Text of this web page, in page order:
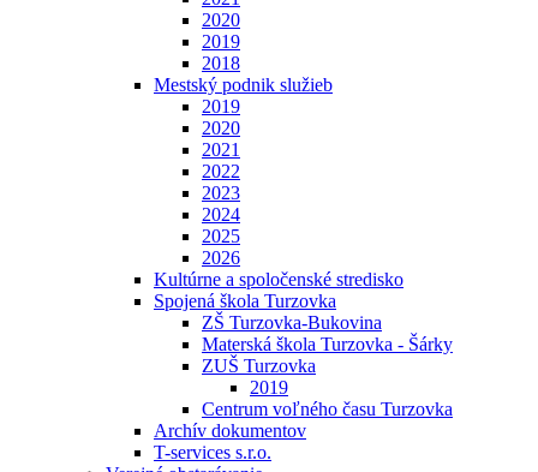
2020
2019
2018
Mestský podnik služieb
2019
2020
2021
2022
2023
2024
2025
2026
Kultúrne a spoločenské stredisko
Spojená škola Turzovka
ZŠ Turzovka-Bukovina
Materská škola Turzovka - Šárky
ZUŠ Turzovka
2019
Centrum voľného času Turzovka
Archív dokumentov
T-services s.r.o.